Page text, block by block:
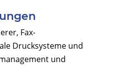
Fax-
Drucksysteme und
und